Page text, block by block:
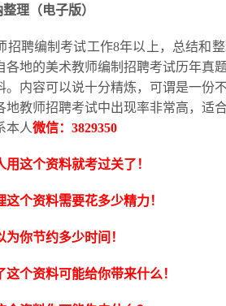
理（电子版）
招聘编制考试工作8年以上，总结和
各地的美术教师编制招聘考试历年真
。内容可以说十分精炼，可谓是一份
地教师招聘考试中出现率非常高，适
本人微信： 3829350
这个资料就考过关了！
个资料需要花多少精力！
你节约多少时间！
个资料可能给你带来什么！